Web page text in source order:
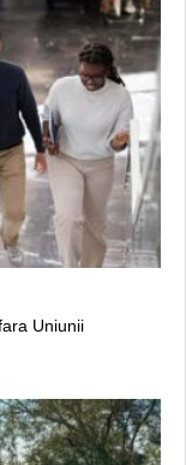
Uniunii